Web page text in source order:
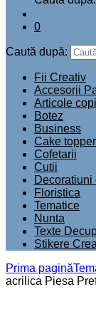
0
Caută după:
Fii Creativ
Accesorii
Articole
Botez
Business
Cake
Cofetarii
Cutii
Decoratiuni
Floristica
Tematice
Nunta
Texte
Stikere
Prima pagină
acrilica Piesa